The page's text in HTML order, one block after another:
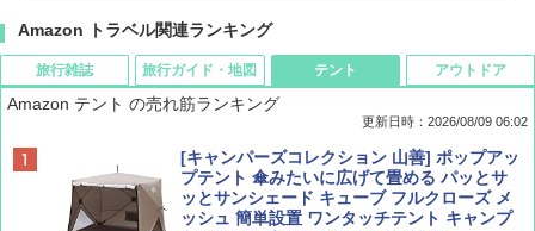
Amazon トラベル関連ランキング
旅行雑誌
BE-PAL(ビ-パル) 2026年 9 月号【特別付録:
SOTO ミニマル"旅"財布 ランダム2種】
￥1,500
旅行ガイド・地図
地球の歩き方 スター・ウォーズ
￥2,695
テント
Amazon テント の売れ筋ランキング
更新日時：2026/08/09 06:02
[キャンパーズコレクション 山善] ポップアッ
プテント 傘みたいに広げて畳める パッとサ
ッとサンシェード キューブ フルクローズ メ
ッシュ 簡単設置 ワンタッチテント キャンプ
アウトドア